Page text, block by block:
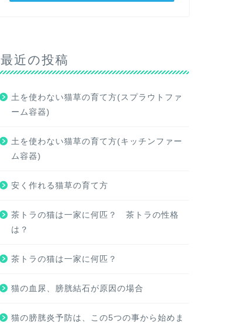
最近の投稿
土を使わない猫草の育て方(スプラウトファ
ーム容器)
土を使わない猫草の育て方(キッチンファー
ム容器)
安く作れる猫草の育て方
茶トラの猫は一家に何匹？ 茶トラの性格
は？
茶トラの猫は一家に何匹？
猫の血尿、膀胱結石が原因の場合
猫の膀胱炎予防は、この5つの事から始めま